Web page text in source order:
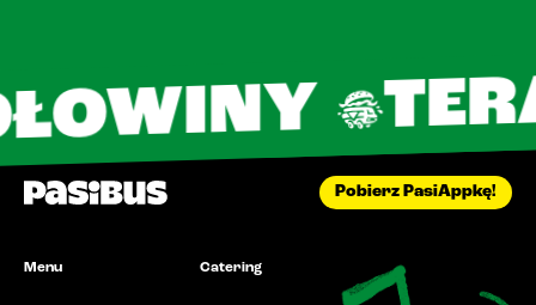
TERAZ
Pobierz PasiAppkę!
Menu Catering